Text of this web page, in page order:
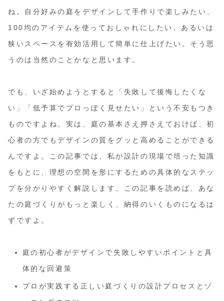
ね。自分好みの庭をデザインして手作りで楽しみたい、
100均のアイテムを使っておしゃれにしたい、あるいは
狭いスペースを有効活用して簡単に仕上げたい。そう思
うのは当然のことかなと思います。
でも、いざ始めようとすると「失敗して後悔したくな
い」「低予算でプロっぽく見せたい」という不安もつき
ものですよね。実は、庭の基本さえ押さえておけば、初
心者の方でもデザインの質をグッと高めることができる
んですよ。この記事では、私が設計の現場で培った知識
をもとに、理想の空間を形にするための具体的なステッ
プを分かりやすく解説します。この記事を読めば、あな
たの庭づくりがもっと楽しく、納得のいくものになるは
ずですよ。
庭の初心者がデザインで失敗しやすいポイントと具
体的な回避策
プロが実践する正しい庭づくりの設計プロセスとゾ